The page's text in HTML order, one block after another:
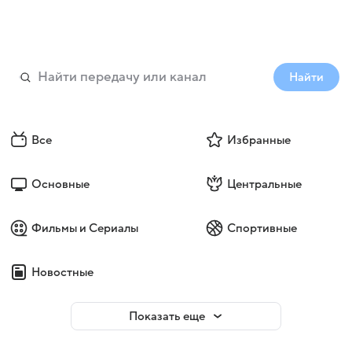
Найти
Все Избранные
Основные Центральные
Фильмы и Сериалы Спортивные
Новостные
Показать еще